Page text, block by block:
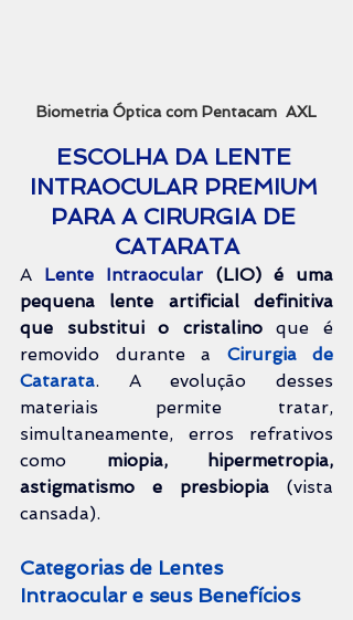
Biometria Óptica com Pentacam  AXL
ESCOLHA DA LENTE
INTRAOCULAR PREMIUM
PARA A CIRURGIA DE
CATARATA
A Lente Intraocular (LIO) é uma
pequena lente artificial definitiva
que substitui o cristalino que é
removido durante a Cirurgia de
Catarata. A evolução desses
materiais permite tratar,
simultaneamente, erros refrativos
como miopia, hipermetropia,
astigmatismo e presbiopia (vista
cansada).
Categorias de Lentes
Intraocular e seus Benefícios